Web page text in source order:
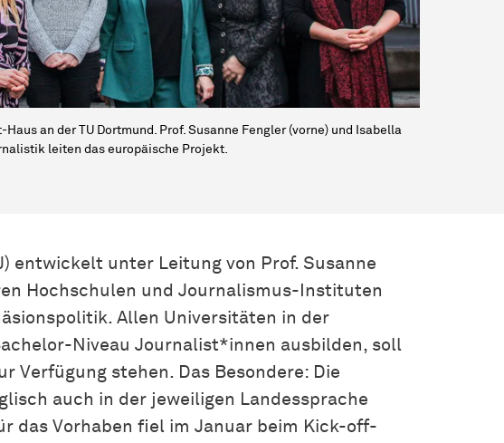
an der TU Dortmund. Prof. Susanne Fengler (vorne) und Isabella
leiten das europäische Projekt.
entwickelt unter Leitung von Prof. Susanne
Hochschulen und Journalismus-Instituten
Allen Universitäten in der
Niveau Journalist*innen ausbilden, soll
Verfügung stehen. Das Besondere: Die
auch in der jeweiligen Landessprache
das Vorhaben fiel im Januar beim Kick-off-